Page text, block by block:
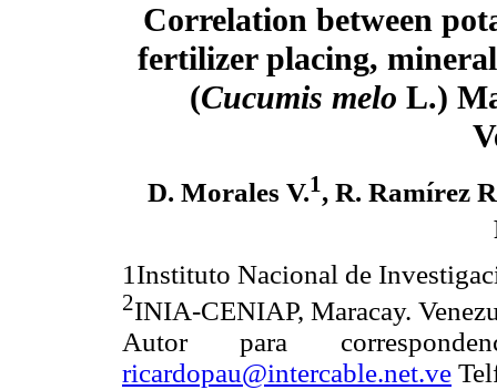
Correlation between
fertilizer placing,
(Cucumis melo L.)
D. Morales V.1, R. Ramírez
1 Instituto Nacional de
2INIA-CENIAP, Maracay.
Autor para
ricardopau@intercable.net.ve